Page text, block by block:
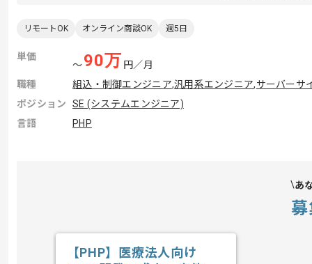
リモートOK オンライン商談OK 週5日
単価
〜90万 円／月
職種
組込・制御エンジニア,汎用系エンジニア,サーバーサ
ポジション
SE (システムエンジニア)
言語
PHP
あ
【PHP】医療法人向け